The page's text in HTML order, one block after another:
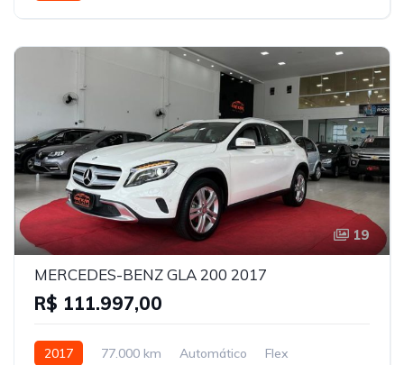
19
MERCEDES-BENZ GLA 200 2017
R$ 111.997,00
2017 77.000 km Automático Flex